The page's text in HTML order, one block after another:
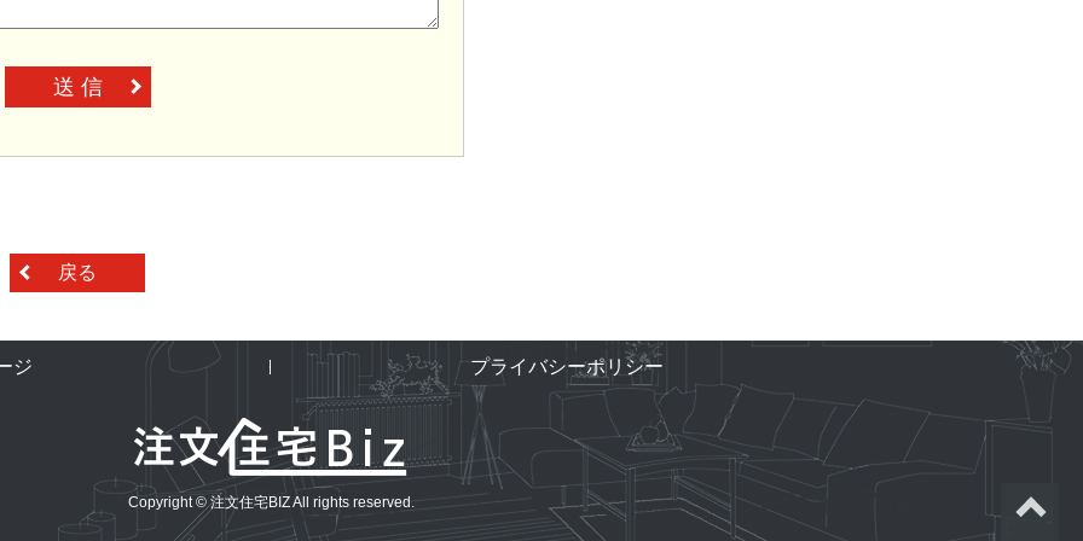
送 信
戻る
ジ プライバシーポリシー
Copyright © 注文住宅BIZ All rights reserved.